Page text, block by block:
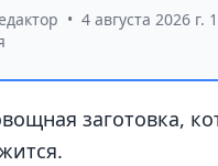
• 4 августа 2026 г.
заготовка,